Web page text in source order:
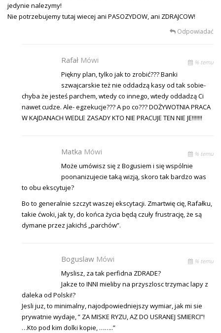
jedynie nalezymy!
Nie potrzebujemy tutaj wiecej ani PASOZYDOW, ani ZDRAJCOW!
Odpowiadać
Rafał Mówi % temu
Piękny plan, tylko jak to zrobić??? Banki
szwajcarskie też nie oddadzą kasy od tak sobie-
chyba że jesteś parchem, wtedy co innego, wtedy oddadzą Ci
nawet cudze. Ale- egzekucje??? A po co??? DOŻYWOTNIA PRACA
W KAJDANACH WEDLE ZASADY KTO NIE PRACUJE TEN NIE JE!!!!!!!
Matka Mówi % temu
Może umówisz się z Bogusiem i się wspólnie
poonanizujecie taką wizją, skoro tak bardzo was
to obu ekscytuje?
Bo to generalnie szczyt waszej ekscytacji. Zmartwię cię, Rafałku,
takie ćwoki, jak ty, do końca życia będą czuły frustrację, że są
dymane przez jakichś „parchów”.
Boguslaw Mówi % temu
Myslisz, za tak perfidna ZDRADE?
Jakze to INNI mieliby na przyszlosc trzymac lapy z
daleka od Polski!?
Jesli juz, to minimalny, najodpowiedniejszy wymiar, jak mi sie
prywatnie wydaje, ” ZA MISKE RYZU, AZ DO USRANEJ SMIERCI”!
…Kto pod kim dolki kopie, ……..”